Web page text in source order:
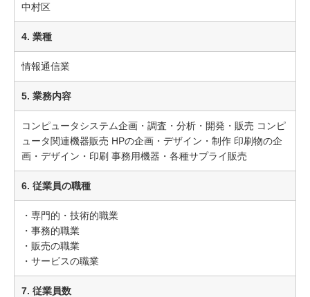
中村区
4. 業種
情報通信業
5. 業務内容
コンピュータシステム企画・調査・分析・開発・販売 コンピ
ュータ関連機器販売 HPの企画・デザイン・制作 印刷物の企
画・デザイン・印刷 事務用機器・各種サプライ販売
6. 従業員の職種
・専門的・技術的職業
・事務的職業
・販売の職業
・サービスの職業
7. 従業員数